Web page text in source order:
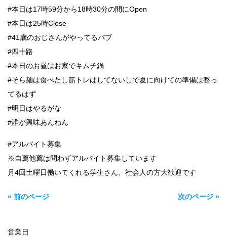
#本日は17時59分から18時30分の間にOpen
#本日は25時Close
#41歳のおじさんがやってるパブ
#四十路
#本日のお昼はお家でキムチ鍋
#そら麺は食べたし筋トレはしてないしで夏に向けての準備は整っ
てるはず
#明日はやるがな
#誰が興味あんねん
#アルバイト募集
※自薦他薦は問わずアルバイト募集しています
月4回土曜日働いてくれる学生さん、社会人の方大歓迎です
« 前のページ 次のページ »
営業日